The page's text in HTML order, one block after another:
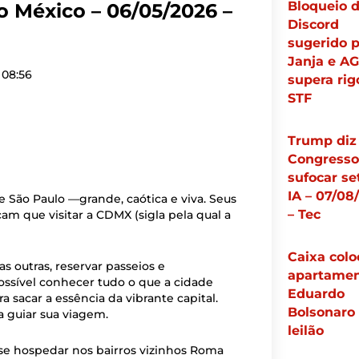
– 06/05/2026 –
08:56
Paulo —grande, caótica e viva. Seus
que visitar a CDMX (sigla pela qual a
outras, reservar passeios e
conhecer tudo o que a cidade
sacar a essência da vibrante capital.
guiar sua viagem.
hospedar nos bairros vizinhos Roma
Bloqueio
Discord
sugerido
Janja e
supera
STF
Trump diz
sufocar
IA – 07/
– Tec
Caixa
Eduardo
Bolsonaro
leilão